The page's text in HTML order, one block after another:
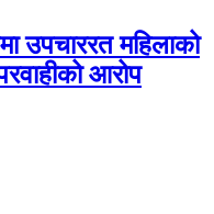
उपचाररत महिलाको
आरोप